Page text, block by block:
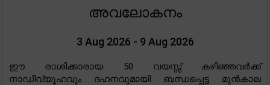
അവലോകനം
3 Aug 2026 - 9 Aug 2026
ഈ രാശിക്കാരായ 50 വയസ്സ് കഴിഞ്ഞവർക്ക്
നാഡീവ്യൂഹവും ദഹനവുമായി ബന്ധപ്പെട്ട മുൻകാല